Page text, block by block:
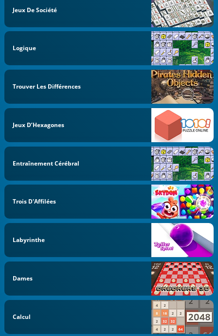
Jeux De Société
Logique
Trouver Les Différences
Jeux D’Hexagones
Entraînement Cérébral
Trois D'Affilées
Labyrinthe
Dames
Calcul